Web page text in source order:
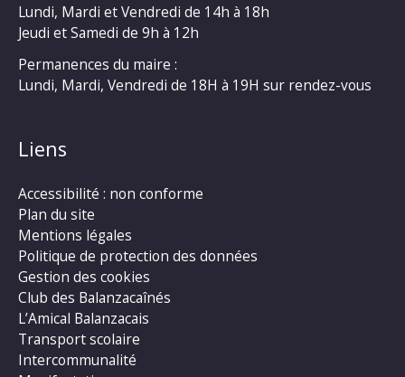
Lundi, Mardi et Vendredi de 14h à 18h
Jeudi et Samedi de 9h à 12h
Permanences du maire :
Lundi, Mardi, Vendredi de 18H à 19H sur rendez-vous
Liens
Accessibilité : non conforme
Plan du site
Mentions légales
Politique de protection des données
Gestion des cookies
Club des Balanzacaînés
L’Amical Balanzacais
Transport scolaire
Intercommunalité